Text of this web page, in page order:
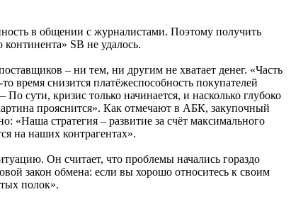
в общении с журналистами. Поэтому получить
SB не удалось.
– ни тем, ни другим не хватает денег. «Часть
время снизится платёжеспособность покупателей
сути, кризис только начинается, и насколько глубоко
прояснится». Как отмечают в АБК, закупочный
«Наша стратегия – развитие за счёт максимального
на наших контрагентах».
Он считает, что проблемы начались гораздо
закон обмена: если вы хорошо относитесь к своим
полок».